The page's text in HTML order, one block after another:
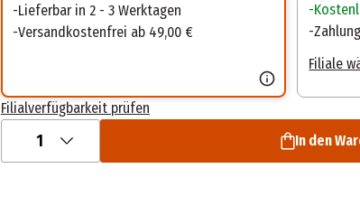
Lieferbar in 2 - 3 Werktagen
Versandkostenfrei ab 49,00 €
Filiale
Filialverfügbarkeit prüfen
1 In den